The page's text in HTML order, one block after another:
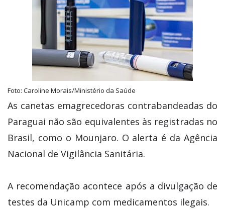
Foto: Caroline Morais/Ministério da Saúde
As canetas emagrecedoras contrabandeadas do
Paraguai não são equivalentes às registradas no
Brasil, como o Mounjaro. O alerta é da Agência
Nacional de Vigilância Sanitária.
A recomendação acontece após a divulgação de
testes da Unicamp com medicamentos ilegais.